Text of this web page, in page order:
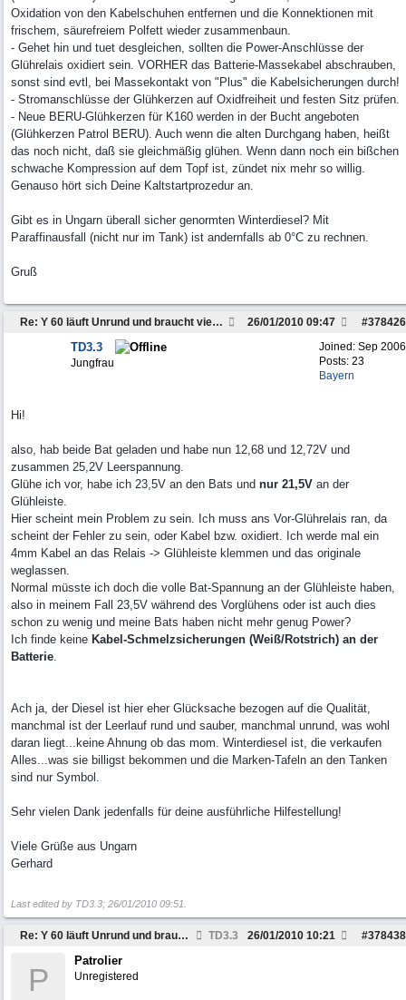
Oxidation von den Kabelschuhen entfernen und die Konnektionen mit
frischem, säurefreiem Polfett wieder zusammenbaun.
- Gehet hin und tuet desgleichen, sollten die Power-Anschlüsse der
Glührelais oxidiert sein. VORHER das Batterie-Massekabel abschrauben,
sonst sind evtl, bei Massekontakt von "Plus" die Kabelsicherungen durch!
- Stromanschlüsse der Glühkerzen auf Oxidfreiheit und festen Sitz prüfen.
- Neue BERU-Glühkerzen für K160 werden in der Bucht angeboten
(Glühkerzen Patrol BERU). Auch wenn die alten Durchgang haben, heißt
das noch nicht, daß sie gleichmäßig glühen. Wenn dann noch ein bißchen
schwache Kompression auf dem Topf ist, zündet nix mehr so willig.
Genauso hört sich Deine Kaltstartprozedur an.
Gibt es in Ungarn überall sicher genormten Winterdiesel? Mit
Paraffinausfall (nicht nur im Tank) ist andernfalls ab 0°C zu rechnen.
Gruß
Re: Y 60 läuft Unrund und braucht viel Sprit #378426
26/01/2010 09:47
Joined: Sep 2006
Posts: 23
Bayern
TD3.3
Jungfrau
Hi!
also, hab beide Bat geladen und habe nun 12,68 und 12,72V und
zusammen 25,2V Leerspannung.
Glühe ich vor, habe ich 23,5V an den Bats und nur 21,5V an der
Glühleiste.
Hier scheint mein Problem zu sein. Ich muss ans Vor-Glührelais ran, da
scheint der Fehler zu sein, oder Kabel bzw. oxidiert. Ich werde mal ein
4mm Kabel an das Relais -> Glühleiste klemmen und das originale
weglassen.
Normal müsste ich doch die volle Bat-Spannung an der Glühleiste haben,
also in meinem Fall 23,5V während des Vorglühens oder ist auch dies
schon zu wenig und meine Bats haben nicht mehr genug Power?
Ich finde keine Kabel-Schmelzsicherungen (Weiß/Rotstrich) an der
Batterie.
Ach ja, der Diesel ist hier eher Glücksache bezogen auf die Qualität,
manchmal ist der Leerlauf rund und sauber, manchmal unrund, was wohl
daran liegt...keine Ahnung ob das mom. Winterdiesel ist, die verkaufen
Alles...was sie billigst bekommen und die Marken-Tafeln an den Tanken
sind nur Symbol.
Sehr vielen Dank jedenfalls für deine ausführliche Hilfestellung!
Viele Grüße aus Ungarn
Gerhard
Last edited by TD3.3; 26/01/2010 09:51
Re: Y 60 läuft Unrund und braucht viel Sprit TD3.3 #378438
26/01/2010 10:21
P
Patrolier
Unregistered